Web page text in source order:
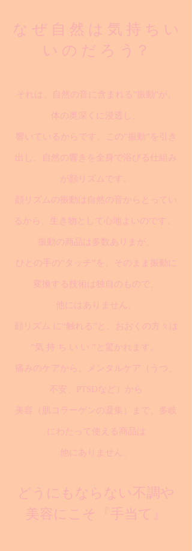
な ぜ 自 然 は 気 持 ち い
い の だ ろ う？
それは、自然の音に含まれる"振動"が、
体の奥深くに浸透し、
響いているからです。この”振動”を引き
出し、自然の響きを全身で浴びる仕組み
が顔リズムです。
顔リズムの振動は自然の音からとってい
るから、生き物として心地よいのです。
振動の商品は多数ありまが、
ひとの手の”タッチ”を、そのまま振動に
変換する技術は独自のもので、
他にはありません。
顔リズム に“触れる”と、おおくの方々は
”気 持 ち い い ”と驚かれます。
痛みのケアから、メンタルケア（うつ、
不安、PTSDなど）から
美容（肌コラーゲンの凝集）まで、多岐
にわたって使える商品は
他にありません。
どうにもならない不調や
美容にこそ『手当て』